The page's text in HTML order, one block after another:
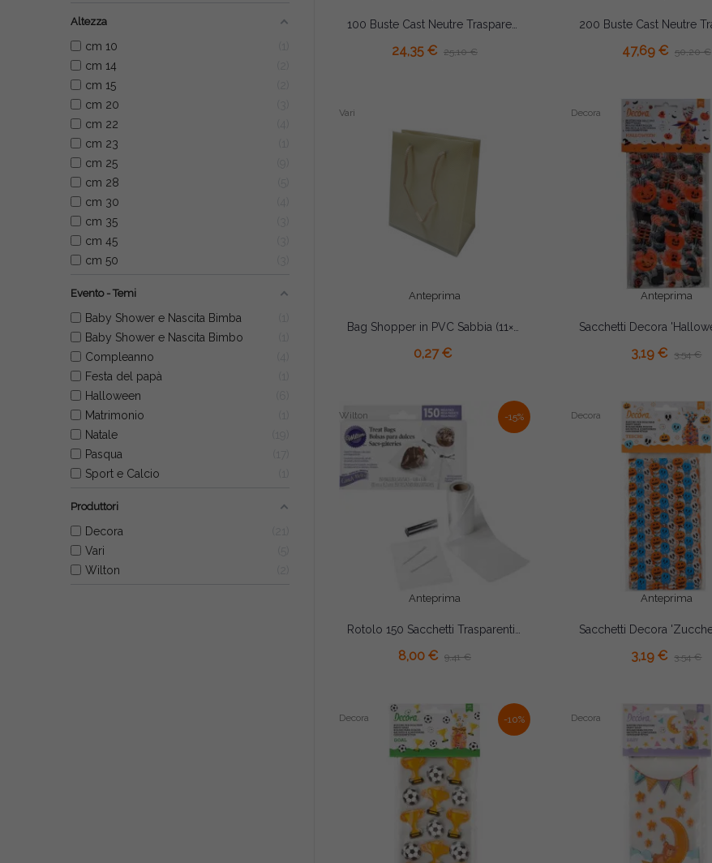
Altezza
cm 10
cm 14
cm 15
cm 20
cm 22
cm 23
cm 25
cm 28
cm 30
cm 35
cm 45
cm 50
Evento - Temi
Baby Shower e Nascita Bimba
Baby Shower e Nascita Bimbo
Compleanno
Festa del papà
Halloween
Matrimonio
Natale
Pasqua
Sport e Calcio
Produttori
Decora
Vari
Wilton
24,35 € 25,10 € 47,69 € 50,20 €
Anteprima
Vari
0,27 €
Anteprima
Decora
3,19 € 3,54 €
-15%
Anteprima
Wilton
8,00 € 9,41 €
Anteprima
Decora
3,19 € 3,54 €
-10%
Decora Decora